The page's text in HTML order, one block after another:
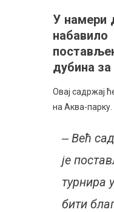
У намери
дубина
Овај садржај
на Аква-парку.
‒ Већ
је
турнира
бити